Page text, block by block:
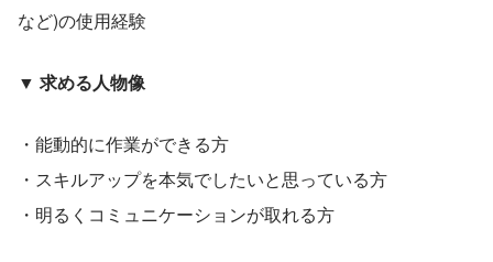
など)の使用経験
▼ 求める人物像
・能動的に作業ができる方
・スキルアップを本気でしたいと思っている方
・明るくコミュニケーションが取れる方